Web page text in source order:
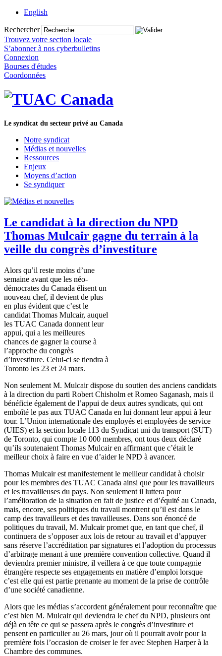
English
Rechercher
Trouvez votre section locale
S’abonner à nos cyberbulletins
Connexion
Bourses d'études
Coordonnées
Le syndicat du secteur privé au Canada
Notre syndicat
Médias et nouvelles
Ressources
Enjeux
Moyens d’action
Se syndiquer
Le candidat à la direction du NPD
Thomas Mulcair gagne du terrain à la
veille du congrès d’investiture
Alors qu’il reste moins d’une
semaine avant que les néo-
démocrates du Canada élisent un
nouveau chef, il devient de plus
en plus évident que c’est le
candidat Thomas Mulcair, auquel
les TUAC Canada donnent leur
appui, qui a les meilleures
chances de gagnerla course à
l’approche du congrès
d’investiture. Celui-ci se tiendra à
Toronto les 23 et 24 mars.
Non seulement M. Mulcairdispose du soutien des anciens candidats
à la direction du parti Robert Chisholm et Romeo Saganash, mais il
bénéficie également de l’appui de deux autres syndicats, qui ont
emboîté le pas aux TUAC Canada en lui donnant leur appui à leur
tour. L’Union internationale des employés et employées de service
(UIES) et la section locale 113 du Syndicat uni du transport (SUT)
de Toronto, qui compte 10 000 membres, ont tous deux déclaré
qu’ils soutenaient Thomas Mulcairen affirmant que c’était le
meilleur choix à faire en vue d’aiderle NPD à avancer.
Thomas Mulcair est manifestement le meilleur candidat à choisir
pour les membres des TUAC Canada ainsi que pour les travailleurs
et les travailleuses du pays. Non seulement il luttera pour
l’amélioration de la situation en fait de justice et d’équité au Canada,
mais, encore, ses politiques du travail montrent qu’il est dans le
camp des travailleurs et des travailleuses. Dans son énoncé de
politiques du travail, M. Mulcair promet que, en tant que chef, il
continuera de s’opposeraux lois de retourau travail et d’appuyer
sans réserve l’accréditation par signatures et l’adoption du processus
d’arbitrage menant à une première convention collective. Quand il
deviendra premierministre, il veillera à ce que toute compagnie
étrangère respecte ses engagements en matière d’emploi lorsque
c’est elle qui est partie prenante au moment de la prise de contrôle
d’une société canadienne.
Alors que les médias s’accordent généralement pourreconnaître que
c’est bien M. Mulcairqui deviendra le chef du NPD, plusieurs ont
déjà en tête ce qui se passera après le congrès d’investiture et
pensent en particulierau 26 mars, jouroù il pourrait avoirpour la
première fois l’occasion de croiserle fer avec Stephen Harperà la
Chambre des communes.